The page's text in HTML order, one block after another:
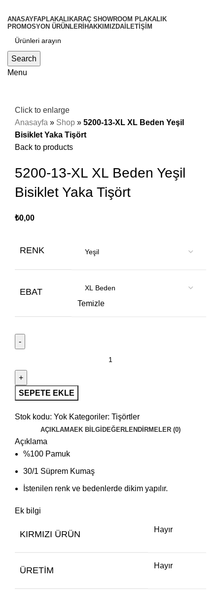
ANASAYFAPLAKALIKARAÇ SHOWROOM PLAKALIK
PROMOSYON ÜRÜNLERİ HAKKIMIZDA İLETİŞİM
Search
Menu
Click to enlarge
Anasayfa » Shop » 5200-13-XL XL Beden Yeşil
Bisiklet Yaka Tişört
Back to products
5200-13-XL XL Beden Yeşil
Bisiklet Yaka Tişört
₺0,00
RENK
EBAT
Temizle
SEPETE EKLE
Stok kodu: Yok Kategoriler: Tişörtler
AÇIKLAMAEK BILGI DEĞERLENDIRMELER (0)
Açıklama
%100 Pamuk
30/1 Süprem Kumaş
İstenilen renk ve bedenlerde dikim yapılır.
Ek bilgi
KIRMIZI ÜRÜN Hayır
ÜRETIM Hayır